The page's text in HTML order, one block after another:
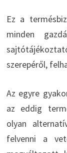
Ez a
minden
szerepéről,
Az egyre
az eddig
olyan
felvenni a